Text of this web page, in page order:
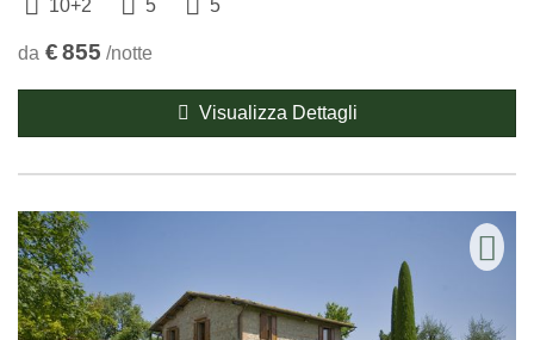
10+2 5 5
da €855 /notte
Visualizza Dettagli